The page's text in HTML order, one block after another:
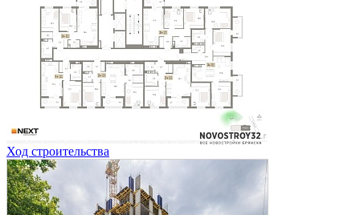
Ход строительства